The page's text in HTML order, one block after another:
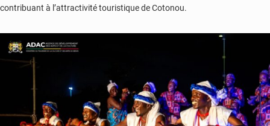
contribuant à l’attractivité touristique de Cotonou.